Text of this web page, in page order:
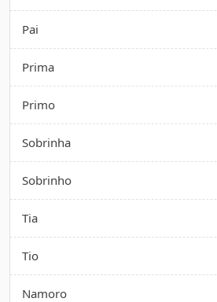
Pai
Prima
Primo
Sobrinha
Sobrinho
Tia
Tio
Namoro